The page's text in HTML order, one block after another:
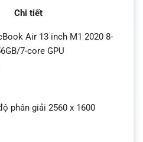
Chi tiết
Air 13 inch M1 2020 8-
7-core GPU
phân giải 2560 x 1600